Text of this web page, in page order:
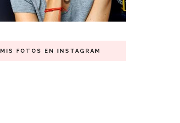
MIS FOTOS EN INSTAGRAM